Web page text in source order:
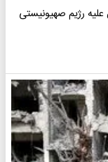
علیه رژیم صهیونیستی